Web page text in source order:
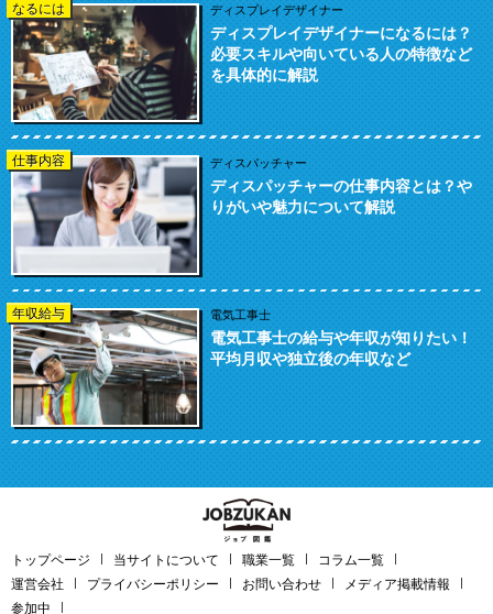
なるには ディスプレイデザイナー
ディスプレイデザイナーになるには？
必要スキルや向いている人の特徴など
を具体的に解説
仕事内容 ディスパッチャー
ディスパッチャーの仕事内容とは？や
りがいや魅力について解説
年収給与 電気工事士
電気工事士の給与や年収が知りたい！
平均月収や独立後の年収など
トップページ 当サイトについて 職業一覧
コラム一覧
運営会社
プライバシーポリシー お問い合わせ
メディア掲載情報
参加中